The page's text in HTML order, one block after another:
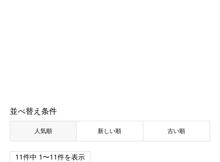
並べ替え条件
人気順 新しい順 古い順
11件中 1〜11件を表示